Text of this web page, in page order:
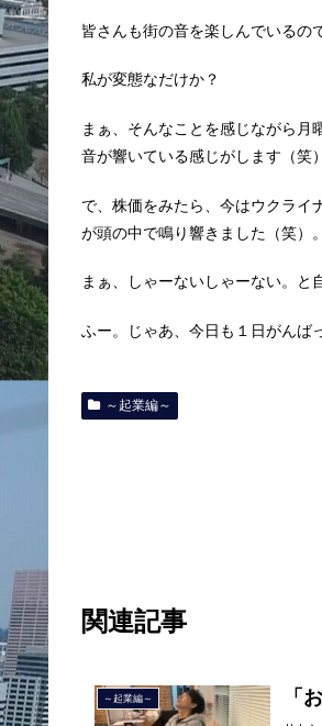
皆さんも街の音を楽しんでいるの
私が変態なだけか？
まぁ、そんなことを感じながら
音が響いている感じがします（笑
で、株価をみたら、今はウクライ
が頭の中で鳴り響きました（笑）。
まぁ、しゃーないしゃーない。と
ふー。じゃあ、今日も１日がんば
～起業編～
関連記事
～起業編～ 「